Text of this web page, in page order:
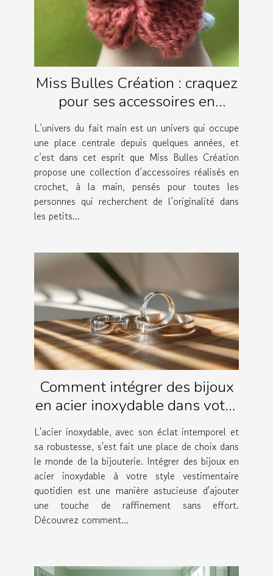
Miss Bulles Création : craquez
pour ses accessoires en
crochet artisanaux !
L’univers du fait main est un univers qui occupe
une place centrale depuis quelques années, et
c’est dans cet esprit que Miss Bulles Création
propose une collection d’accessoires réalisés en
crochet, à la main, pensés pour toutes les
personnes qui recherchent de l’originalité dans
les petits...
Comment intégrer des bijoux
en acier inoxydable dans votre
garde-robe quotidienne
L'acier inoxydable, avec son éclat intemporel et
sa robustesse, s'est fait une place de choix dans
le monde de la bijouterie. Intégrer des bijoux en
acier inoxydable à votre style vestimentaire
quotidien est une manière astucieuse d'ajouter
une touche de raffinement sans effort.
Découvrez comment...